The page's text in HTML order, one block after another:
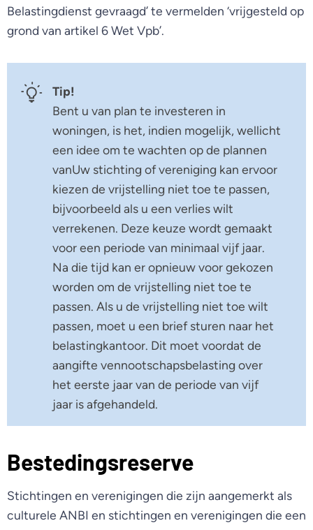
Belastingdienst gevraagd’ te vermelden ‘vrijgesteld op
grond van artikel 6 Wet Vpb’.
Tip!
Bent u van plan te investeren in
woningen, is het, indien mogelijk, wellicht
een idee om te wachten op de plannen
vanUw stichting of vereniging kan ervoor
kiezen de vrijstelling niet toe te passen,
bijvoorbeeld als u een verlies wilt
verrekenen. Deze keuze wordt gemaakt
voor een periode van minimaal vijf jaar.
Na die tijd kan er opnieuw voor gekozen
worden om de vrijstelling niet toe te
passen. Als u de vrijstelling niet toe wilt
passen, moet u een brief sturen naar het
belastingkantoor. Dit moet voordat de
aangifte vennootschapsbelasting over
het eerste jaar van de periode van vijf
jaar is afgehandeld.
Bestedingsreserve
Stichtingen en verenigingen die zijn aangemerkt als
culturele ANBI en stichtingen en verenigingen die een